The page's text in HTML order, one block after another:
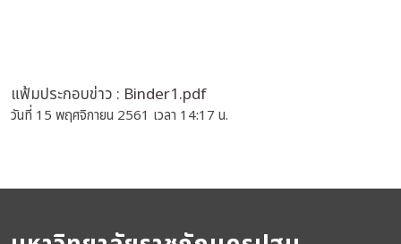
แฟ้มประกอบข่าว : Binder1.pdf
วันที่ 15 พฤศจิกายน 2561 เวลา 14:17 น.